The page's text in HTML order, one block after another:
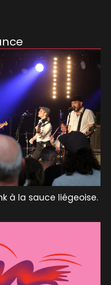
à la sauce liégeoise.